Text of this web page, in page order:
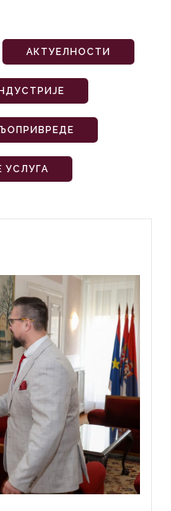
АКТУЕЛНОСТИ